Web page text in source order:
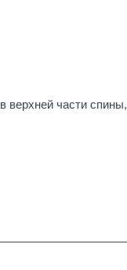
верхней части